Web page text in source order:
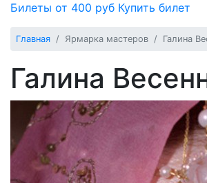
Билеты от 400 руб Купить билет
Главная Ярмарка мастеров Галина
Галина